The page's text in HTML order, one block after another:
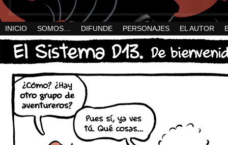
INICIO SOMOS… DIFUNDE PERSONAJES EL AUTOR